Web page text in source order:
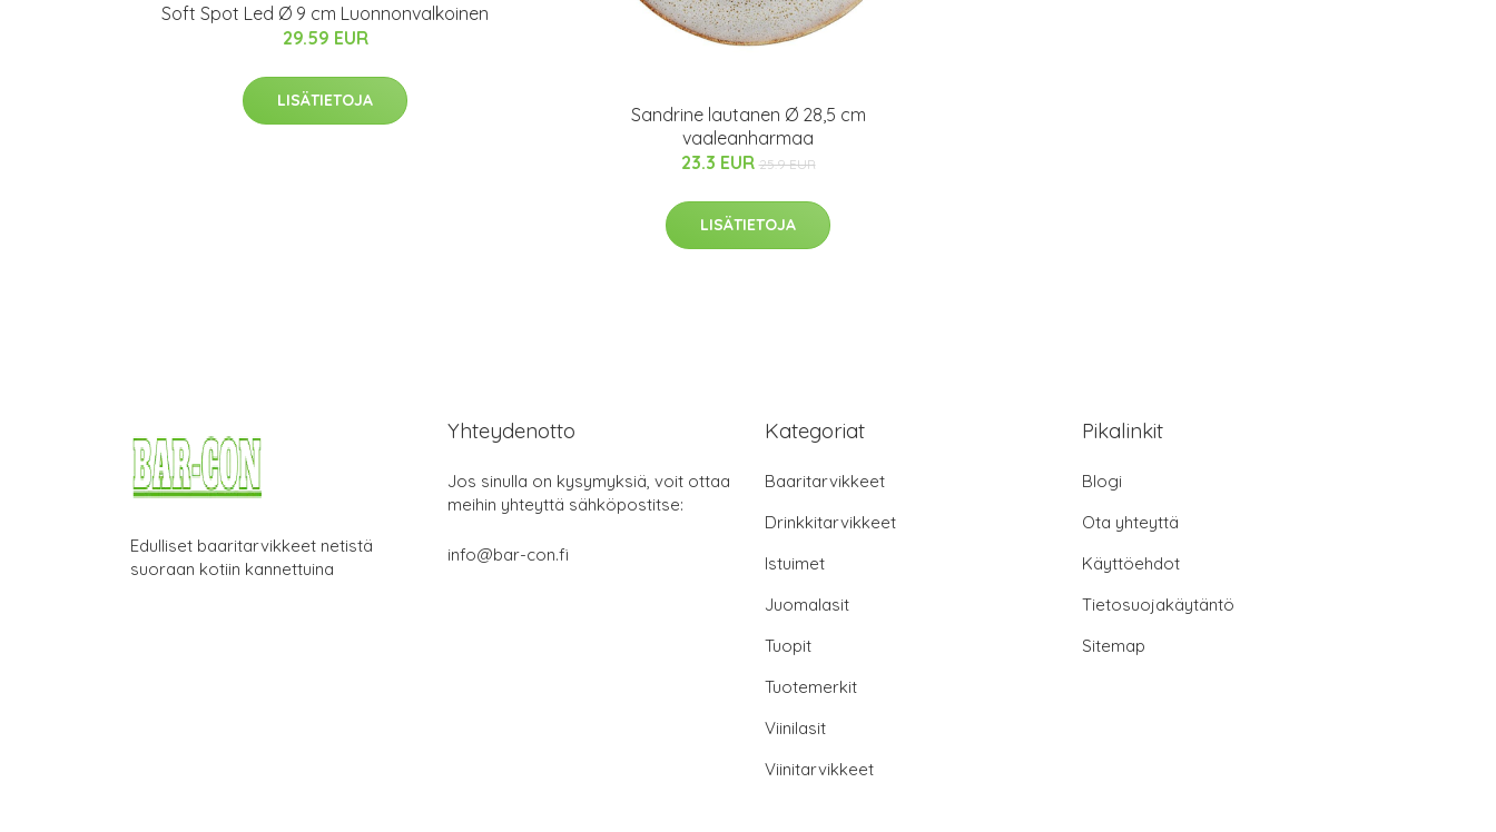
Soft Spot Led Ø 9 cm Luonnonvalkoinen
29.59 EUR
LISÄTIETOJA
Sandrine lautanen Ø 28,5 cm
vaaleanharmaa
23.3 EUR 25.9 EUR
LISÄTIETOJA
Edulliset baaritarvikkeet netistä
suoraan kotiin kannettuina
Yhteydenotto
Jos sinulla on kysymyksiä, voit ottaa
meihin yhteyttä sähköpostitse:
info@bar-con.fi
Kategoriat
Baaritarvikkeet
Drinkkitarvikkeet
Istuimet
Juomalasit
Tuopit
Tuotemerkit
Viinilasit
Viinitarvikkeet
Pikalinkit
Blogi
Ota yhteyttä
Käyttöehdot
Tietosuojakäytäntö
Sitemap